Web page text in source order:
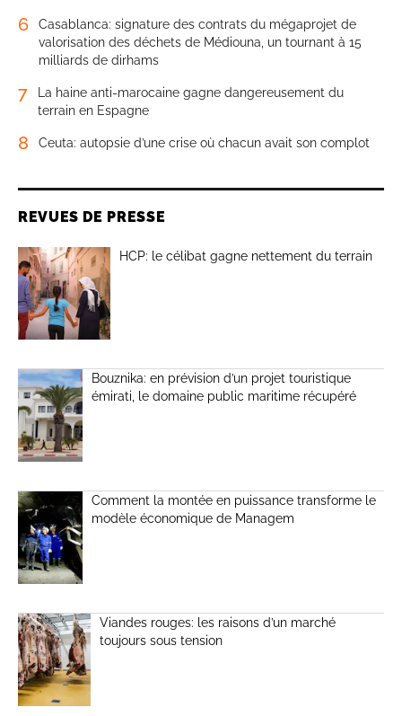
6
Casablanca: signature des contrats du mégaprojet de
valorisation des déchets de Médiouna, un tournant à 15
milliards de dirhams
7
La haine anti-marocaine gagne dangereusement du
terrain en Espagne
8 Ceuta: autopsie d’une crise où chacun avait son complot
REVUES DE PRESSE
HCP: le célibat gagne nettement du terrain
Bouznika: en prévision d’un projet touristique
émirati, le domaine public maritime récupéré
Comment la montée en puissance transforme le
modèle économique de Managem
Viandes rouges: les raisons d’un marché
toujours sous tension